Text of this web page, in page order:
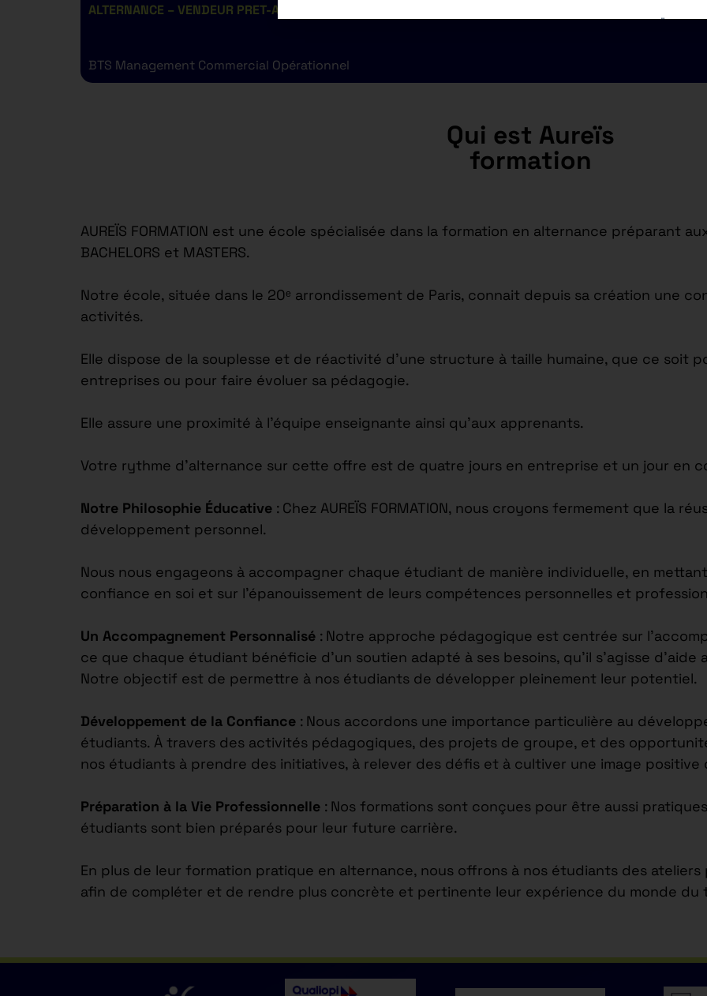
ALTERNANCE – VENDEUR PRET-A-PORTER H/F – BTS MCO
BTS Management Commercial Opérationnel
Qui est Aureïs
formation
AUREÏS FORMATION est une école spécialisée dans la formation en alternance préparant
BACHELORS et MASTERS.
Notre école, située dans le 20ᵉ arrondissement de Paris, connait depuis sa création une
activités.
Elle dispose de la souplesse et de réactivité d’une structure à taille humaine, que ce soit
entreprises ou pour faire évoluer sa pédagogie.
Elle assure une proximité à l’équipe enseignante ainsi qu’aux apprenants.
Votre rythme d’alternance sur cette offre est de quatre jours en entreprise et un jour en
Notre Philosophie Éducative : Chez AUREÏS FORMATION, nous croyons fermement que la
développement personnel.
Nous nous engageons à accompagner chaque étudiant de manière individuelle, en
confiance en soi et sur l’épanouissement de leurs compétences personnelles et
Un Accompagnement Personnalisé : Notre approche pédagogique est centrée sur
ce que chaque étudiant bénéficie d’un soutien adapté à ses besoins, qu’il s’agisse
Notre objectif est de permettre à nos étudiants de développer pleinement leur potentiel.
Développement de la Confiance : Nous accordons une importance particulière au
étudiants. À travers des activités pédagogiques, des projets de groupe, et des
nos étudiants à prendre des initiatives, à relever des défis et à cultiver une image positive
Préparation à la Vie Professionnelle : Nos formations sont conçues pour être aussi
étudiants sont bien préparés pour leur future carrière.
En plus de leur formation pratique en alternance, nous offrons à nos étudiants des
afin de compléter et de rendre plus concrète et pertinente leur expérience du monde du